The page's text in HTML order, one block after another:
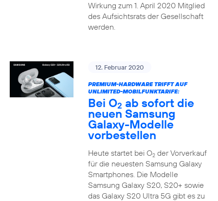
Wirkung zum 1. April 2020 Mitglied
des Aufsichtsrats der Gesellschaft
werden.
12. Februar 2020
PREMIUM-HARDWARE TRIFFT AUF
UNLIMITED-MOBILFUNKTARIFE:
Bei O2 ab sofort die
neuen Samsung
Galaxy-Modelle
vorbestellen
Heute startet bei O2der Vorverkauf
für die neuesten Samsung Galaxy
Smartphones. Die Modelle
Samsung Galaxy S20, S20+ sowie
das Galaxy S20 Ultra 5G gibt es zu